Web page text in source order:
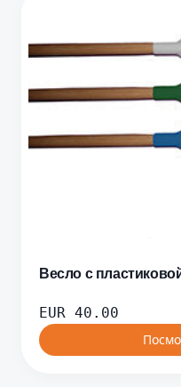
Весло с
EUR 40.00